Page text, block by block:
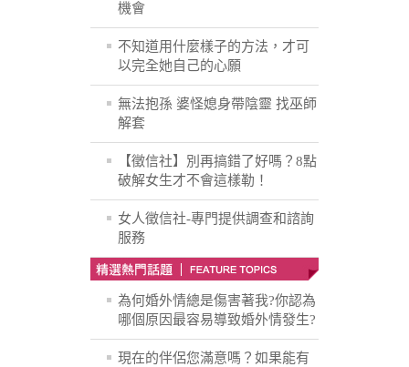
機會
不知道用什麼樣子的方法，才可
以完全她自己的心願
無法抱孫 婆怪媳身帶陰靈 找巫師
解套
【徵信社】別再搞錯了好嗎？8點
破解女生才不會這樣勒！
女人徵信社-專門提供調查和諮詢
服務
為何婚外情總是傷害著我?你認為
哪個原因最容易導致婚外情發生?
現在的伴侶您滿意嗎？如果能有